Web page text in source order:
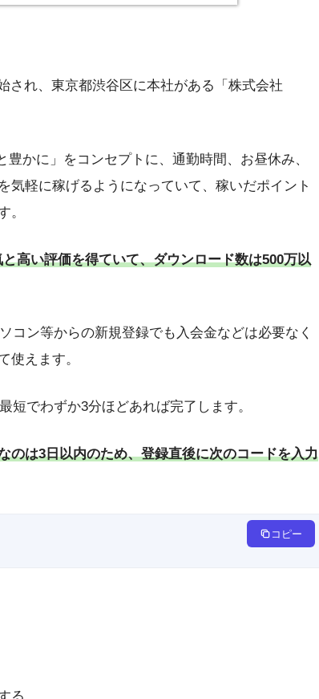
され、東京都渋谷区に本社がある「株式会社
かに」をコンセプトに、通勤時間、お昼休み、
気軽に稼げるようになっていて、稼いだポイント
。
高い評価を得ていて、ダウンロード数は500万以
コン等からの新規登録でも入会金などは必要なく
使えます。
短でわずか3分ほどあれば完了します。
のは3日以内のため、登録直後に次のコードを入力
コピー
る